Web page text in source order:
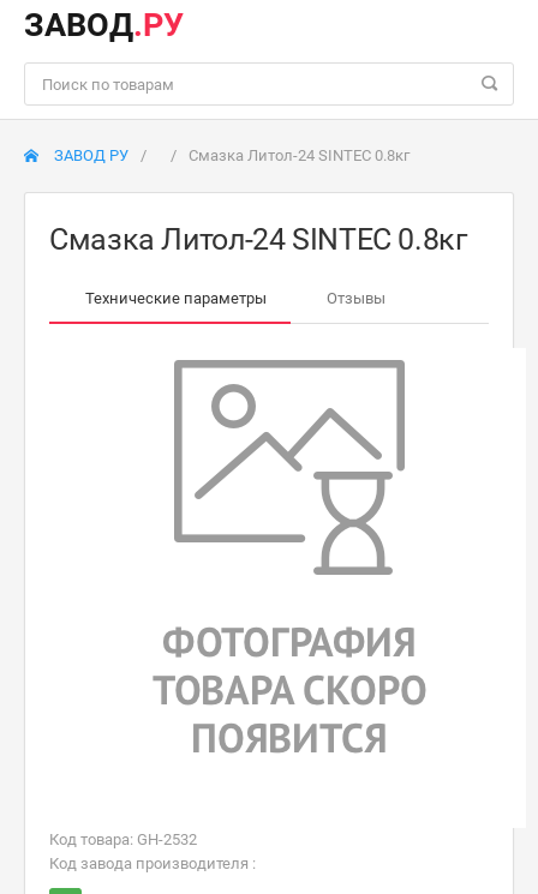
ЗАВОД.РУ
ЗАВОД РУ Смазка Литол-24 SINTEC 0.8кг
Смазка Литол-24 SINTEC 0.8кг
Технические параметры Отзывы
Код товара: GH-2532
Код завода производителя :